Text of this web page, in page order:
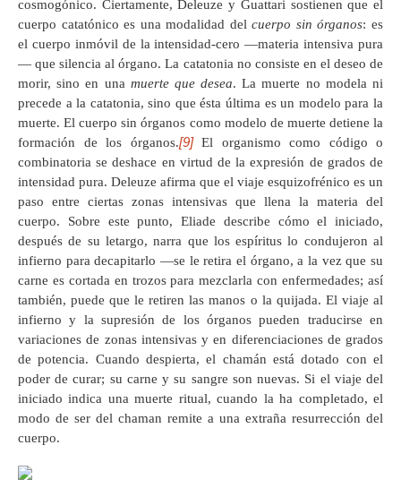
cosmogónico. Ciertamente, Deleuze y Guattari sostienen que el
cuerpo catatónico es una modalidad delcuerpo sin órganos: es
el cuerpo inmóvil de la intensidad-cero —materia intensiva pura
— que silencia al órgano. La catatonia no consiste en el deseo de
morir, sino en una muerte que desea. La muerte no modela ni
precede a la catatonia, sino que ésta última es un modelo para la
muerte. El cuerpo sin órganos como modelo de muerte detiene la
formación de los órganos.[9]El organismo como código o
combinatoria se deshace en virtud de la expresión de grados de
intensidad pura. Deleuze afirma que el viaje esquizofrénico es un
paso entre ciertas zonas intensivas que llena la materia del
cuerpo. Sobre este punto, Eliade describe cómo el iniciado,
después de su letargo, narra que los espíritus lo condujeron al
infierno para decapitarlo —se le retira el órgano, a la vez que su
carne es cortada en trozos para mezclarla con enfermedades; así
también, puede que le retiren las manos o la quijada. El viaje al
infierno y la supresión de los órganos pueden traducirse en
variaciones de zonas intensivas y en diferenciaciones de grados
de potencia. Cuando despierta, el chamán está dotado con el
poder de curar; su carne y su sangre son nuevas. Si el viaje del
iniciado indica una muerte ritual, cuando la ha completado, el
modo de ser del chaman remite a una extraña resurrección del
cuerpo.